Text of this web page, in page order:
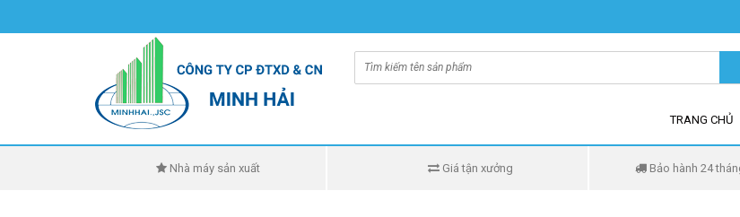
TRANG CHỦ
Nhà máy sản xuất Giá tận xưởng Bảo hành 24